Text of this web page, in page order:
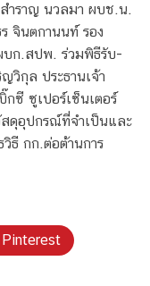
ำราญ นวลมา ผบช.น.
จินตกานนท์ รอง
ก.สปพ. ร่วมพิธีรับ-
วิกุล ประธานเจ้า
ซี ซูเปอร์เซ็นเตอร์
ดุอุปกรณ์ที่จำเป็นและ
ธี กก.ต่อต้านการ
Pinterest